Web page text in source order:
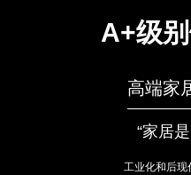
A+级
高端家
“家居
工业化和后现